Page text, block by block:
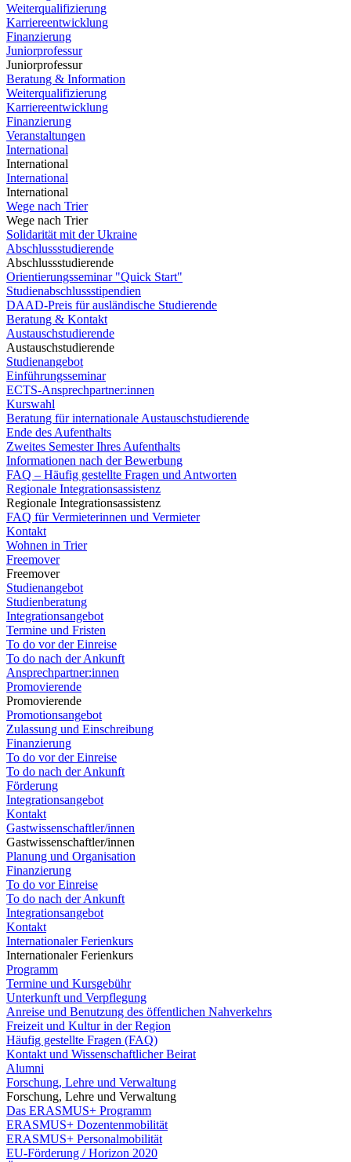
Weiterqualifizierung
Karriereentwicklung
Finanzierung
Juniorprofessur
Juniorprofessur
Beratung & Information
Weiterqualifizierung
Karriereentwicklung
Finanzierung
Veranstaltungen
International
International
International
International
Wege nach Trier
Wege nach Trier
Solidarität mit der Ukraine
Abschlussstudierende
Abschlussstudierende
Orientierungsseminar "Quick Start"
Studienabschlussstipendien
DAAD-Preis für ausländische Studierende
Beratung & Kontakt
Austauschstudierende
Austauschstudierende
Studienangebot
Einführungsseminar
ECTS-Ansprechpartner:innen
Kurswahl
Beratung für internationale Austauschstudierende
Ende des Aufenthalts
Zweites Semester Ihres Aufenthalts
Informationen nach der Bewerbung
FAQ – Häufig gestellte Fragen und Antworten
Regionale Integrationsassistenz
Regionale Integrationsassistenz
FAQ für Vermieterinnen und Vermieter
Kontakt
Wohnen in Trier
Freemover
Freemover
Studienangebot
Studienberatung
Integrationsangebot
Termine und Fristen
To do vor der Einreise
To do nach der Ankunft
Ansprechpartner:innen
Promovierende
Promovierende
Promotionsangebot
Zulassung und Einschreibung
Finanzierung
To do vor der Einreise
To do nach der Ankunft
Förderung
Integrationsangebot
Kontakt
Gastwissenschaftler/innen
Gastwissenschaftler/innen
Planung und Organisation
Finanzierung
To do vor Einreise
To do nach der Ankunft
Integrationsangebot
Kontakt
Internationaler Ferienkurs
Internationaler Ferienkurs
Programm
Termine und Kursgebühr
Unterkunft und Verpflegung
Anreise und Benutzung des öffentlichen Nahverkehrs
Freizeit und Kultur in der Region
Häufig gestellte Fragen (FAQ)
Kontakt und Wissenschaftlicher Beirat
Alumni
Forschung, Lehre und Verwaltung
Forschung, Lehre und Verwaltung
Das ERASMUS+ Programm
ERASMUS+ Dozentenmobilität
ERASMUS+ Personalmobilität
EU-Förderung / Horizon 2020